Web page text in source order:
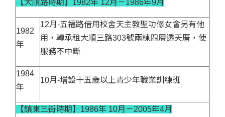
【大順路時期】1982年 12月－1986年9月
1982
年
12月-五福路借用校舍天主教聖功修女會另有他
用，轉承租大順三路303號兩棟四層透天厝，使
服務不中斷
1984
年
10月-增設十五歲以上青少年職業訓練班
【鎮東三街時期】1986年 10月－2005年4月